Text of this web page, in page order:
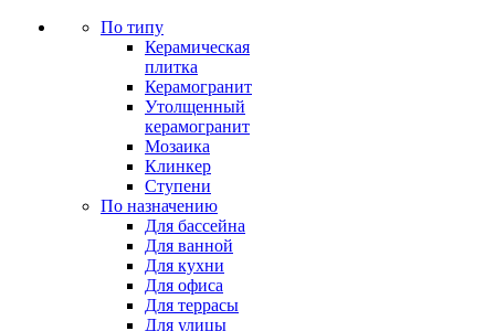
По типу
Керамическая
плитка
Керамогранит
Утолщенный
керамогранит
Мозаика
Клинкер
Ступени
По назначению
Для бассейна
Для ванной
Для кухни
Для офиса
Для террасы
Для улицы